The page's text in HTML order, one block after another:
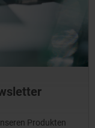
Produkten